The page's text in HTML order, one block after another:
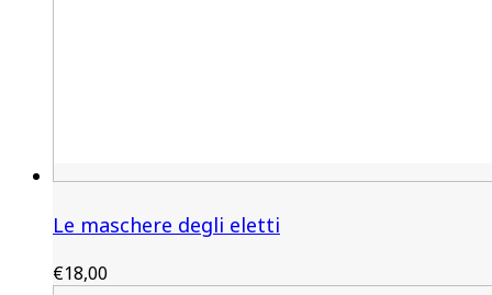
Le maschere degli eletti
€18,00